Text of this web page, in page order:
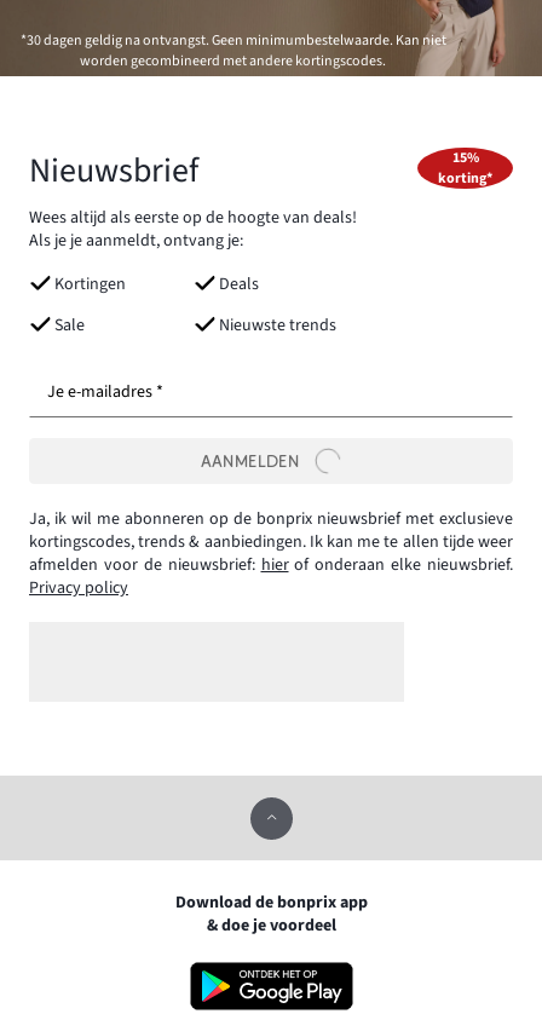
*30 dagen geldig na ontvangst. Geen minimumbestelwaarde. Kan niet
worden gecombineerd met andere kortingscodes.
Nieuwsbrief
Wees altijd als eerste op de hoogte van deals!
Als je je aanmeldt, ontvang je:
Kortingen
Deals
Sale
Nieuwste trends
15%
korting*
Je e-mailadres *
AANMELDEN
Ja, ik wil me abonneren op de bonprix nieuwsbrief met exclusieve
kortingscodes, trends & aanbiedingen. Ik kan me te allen tijde weer
afmelden voor de nieuwsbrief:hierof onderaan elke nieuwsbrief.
Privacy policy
Download de bonprix app
& doe je voordeel